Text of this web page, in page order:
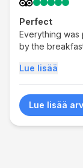
Perfect
Everything
by the
Lue lisää
Lue lisää